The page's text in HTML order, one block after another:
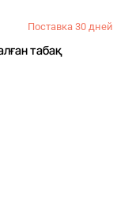
Поставка 30 дней
табақ